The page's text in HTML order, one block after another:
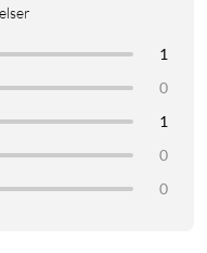
1
0
1
0
0